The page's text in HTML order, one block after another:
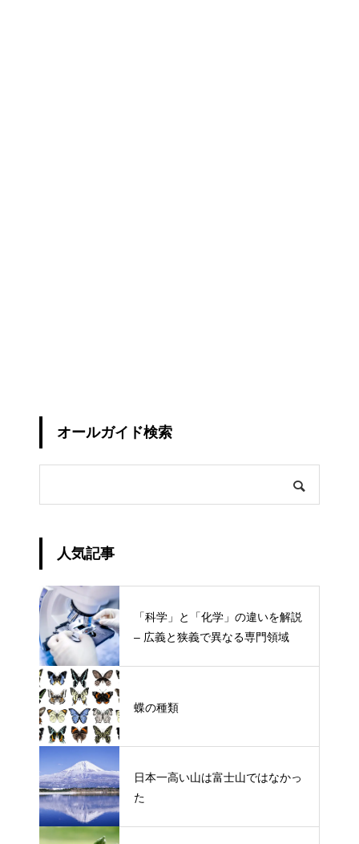
オールガイド検索
人気記事
「科学」と「化学」の違いを解説
– 広義と狭義で異なる専門領域
蝶の種類
日本一高い山は富士山ではなかっ
た